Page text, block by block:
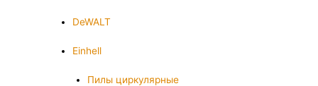
DeWALT
Einhell
Пилы циркулярные